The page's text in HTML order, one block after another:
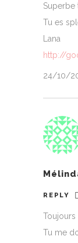
Superbe
Tu es
Lana
http://
24/10/
REPLY
Toujours
Tu me